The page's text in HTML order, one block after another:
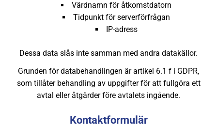
Värdnamn för åtkomstdatorn
Tidpunkt för serverförfrågan
IP-adress
Dessa data slås inte samman med andra datakällor.
Grunden för databehandlingen är artikel 6.1 f i GDPR,
som tillåter behandling av uppgifter för att fullgöra ett
avtal eller åtgärder före avtalets ingående.
Kontaktformulär